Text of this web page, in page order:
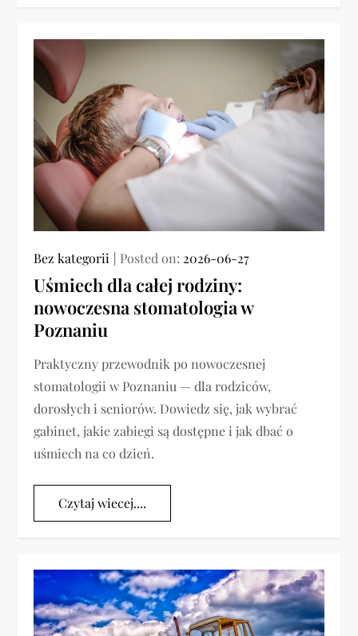
Bez kategorii Posted on: 2026-06-27
Uśmiech dla całej rodziny:
nowoczesna stomatologia w
Poznaniu
Praktyczny przewodnik po nowoczesnej
stomatologii w Poznaniu — dla rodziców,
dorosłych i seniorów. Dowiedz się, jak wybrać
gabinet, jakie zabiegi są dostępne i jak dbać o
uśmiech na co dzień.
Czytaj wiecej....